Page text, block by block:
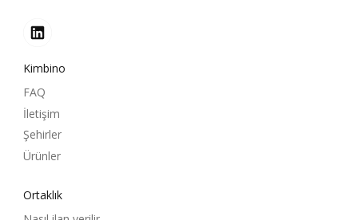
Kimbino
FAQ
İletişim
Şehirler
Ürünler
Ortaklık